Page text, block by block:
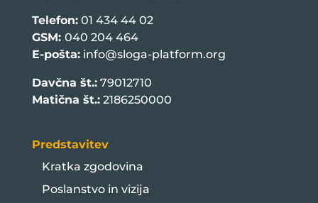
Telefon:01 434 44 02
GSM: 040 204 464
E-pošta: info@sloga-platform.org
Davčna št.:79012710
Matična št.:2186250000
Predstavitev
Kratka zgodovina
Poslanstvo in vizija